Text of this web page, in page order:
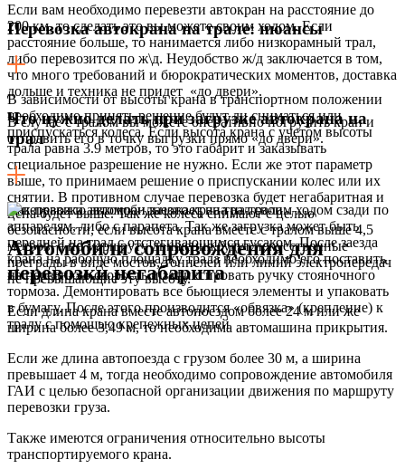
Если вам необходимо перевезти автокран на расстояние до
200 км, то сделать это вы можете своим ходом. Если
расстояние больше, то нанимается либо низкорамный трал,
либо перевозится по ж\д. Неудобство ж/д заключается в том,
что много требований и бюрократических моментов, доставка
дольше и техника не придет «до двери».
В случае с тралом вы можете оперативно погрузить кран и
отправить его в точку выгрузки прямо «до двери».
Перевозка автокрана на трале: нюансы
В зависимости от высоты крана в транспортном положении
необходимо принять решение будут ли сниматься или
приспускаться колеса. Если высота крана с учетом высоты
трала равна 3.9 метров, то это габарит и заказывать
специальное разрешение не нужно. Если же этот параметр
выше, то принимаем решение о приспускании колес или их
снятии. В противном случае перевозка будет негабаритная и
цена будет выше. Так же колеса снимают с целью
безопасности, если высота крана вместе с тралом выше 4,5
метров, а по маршруту движения будут искусственные
преграды в виде мостов, тоннелей или линий электропередач
не превышающие эту высоту.
Что нужно делать при загрузке автокрана на
трал
Как правило автокран заезжает на трал своим ходом сзади по
аппарелям, либо с парапета. Так же загрузка может быть
передней на трал с отстегивающимся гусаком. После заезда
крана на рабочую площадку трала необходимо его поставить
на переднюю скорость и зафиксировать ручку стояночного
тормоза. Демонтировать все бьющиеся элементы и упаковать
в бумагу. После этого производится «обвязка» (крепление) к
тралу с помощью крепежных цепей
Автомобили сопровождениядля
перевозки негабарита
Если длина крана вместе автопоездом более 24 м или же
ширина более 3,49 м,то необходима автомашина прикрытия.
Если же длина автопоезда c грузом более 30 м, а ширина
превышает 4 м, тогда необходимо сопровождение автомобиля
ГАИ с целью безопасной организации движения по маршруту
перевозки груза.
Также имеются ограничения относительно высоты
транспортируемого крана.